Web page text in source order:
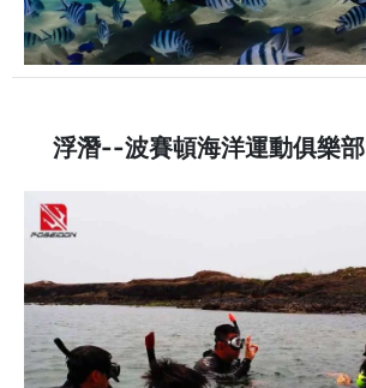
浮潛--波賽頓海洋運動俱樂部